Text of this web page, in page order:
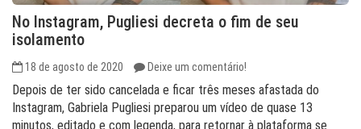
No Instagram, Pugliesi decreta o fim de seu
isolamento
18 de agosto de 2020 Deixe um comentário!
Depois de ter sido cancelada e ficar três meses afastada do
Instagram, Gabriela Pugliesi preparou um vídeo de quase 13
minutos, editado e com legenda, para retornar à plataforma se